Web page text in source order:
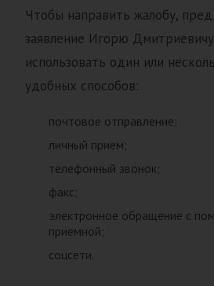
Чтобы направить жалобу,
заявление Игорю
использовать один или
удобных способов:
почтовое отправление;
личный прием;
телефонный звонок;
факс;
электронное обращение с
приемной;
соцсети.